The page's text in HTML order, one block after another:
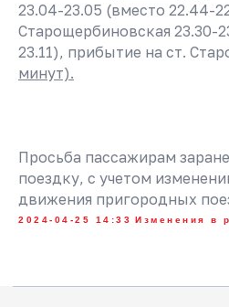
23.04-23.05 (вместо 22.44-
Старощербиновская 23.30-
23.11), прибытие на ст.
минут).
Просьба пассажирам
поездку, с учетом
движения пригородных
2024-04-25 14:33 Изменения в
Часы работы билетных касс
О перевозчике
Охрана труда
Вакансии
Обратная связь